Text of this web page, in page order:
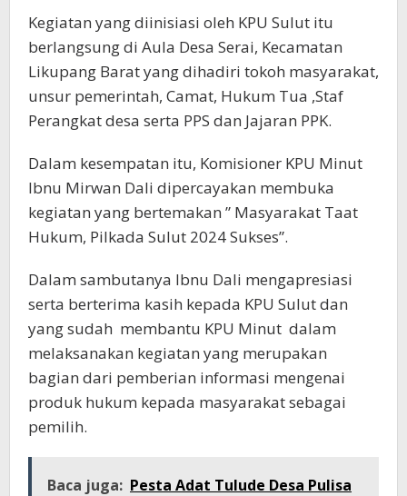
Kegiatan yang diinisiasi oleh KPU Sulut itu
berlangsung di Aula Desa Serai, Kecamatan
Likupang Barat yang dihadiri tokoh masyarakat,
unsur pemerintah, Camat, Hukum Tua ,Staf
Perangkat desa serta PPS dan Jajaran PPK.
Dalam kesempatan itu, Komisioner KPU Minut
Ibnu Mirwan Dali dipercayakan membuka
kegiatan yang bertemakan ” Masyarakat Taat
Hukum, Pilkada Sulut 2024 Sukses”.
Dalam sambutanya Ibnu Dali mengapresiasi
serta berterima kasih kepada KPU Sulut dan
yang sudah membantu KPU Minut dalam
melaksanakan kegiatan yang merupakan
bagian dari pemberian informasi mengenai
produk hukum kepada masyarakat sebagai
pemilih.
Baca juga: Pesta Adat Tulude Desa Pulisa